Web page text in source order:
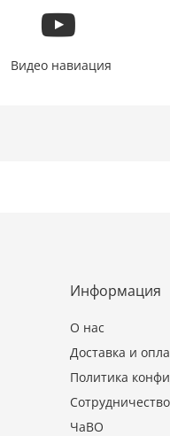
Видео навиация
Информация
О нас
Доставка и
Политика
Сотрудничество
ЧаВО